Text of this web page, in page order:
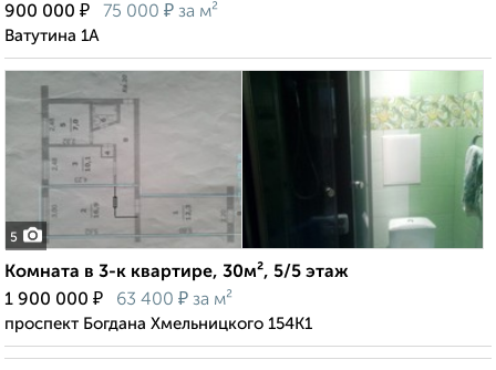
900 000 ₽ 75 000 ₽ за м²
Ватутина 1А
5
Комната в 3-к квартире, 30м², 5/5 этаж
1 900 000 ₽ 63 400 ₽ за м²
проспект Богдана Хмельницкого 154К1